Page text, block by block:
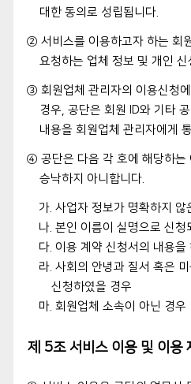
대한 동의로 성립됩니다.
② 서비스를 이용하고자 하는 회
요청하는 업체 정보 및 개인
③ 회원업체 관리자의 이용신청
경우, 공단은 회원 ID와 기타
내용을 회원업체 관리자에게
④ 공단은 다음 각 호에 해당하는
승낙하지 아니합니다.
가. 사업자 정보가 명확하지 않
나. 본인 이름이 실명으로 신청
다. 이용 계약 신청서의 내용
라. 사회의 안녕과 질서 혹은
신청하였을 경우
마. 회원업체 소속이 아닌 경우
제 5조 서비스 이용 및 이용